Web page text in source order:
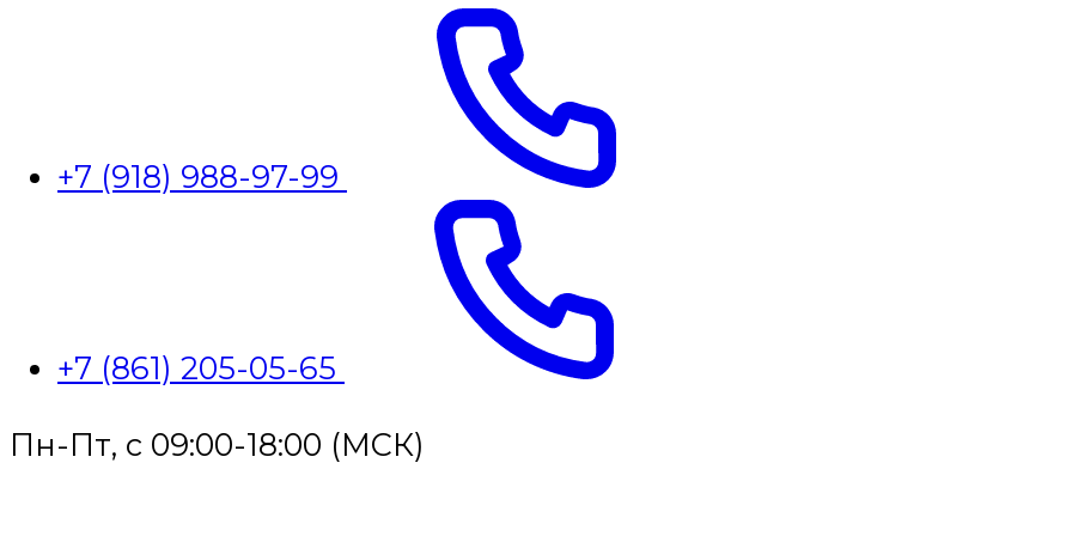
+7 (918) 988-97-99
+7 (861) 205-05-65
Пн-Пт, с 09:00-18:00 (МСК)